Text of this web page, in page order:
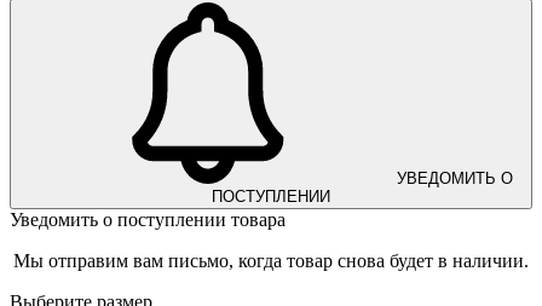
УВЕДОМИТЬ О
ПОСТУПЛЕНИИ
Уведомить о поступлении товара
Мы отправим вам письмо, когда товар снова будет в наличии.
Выберите размер